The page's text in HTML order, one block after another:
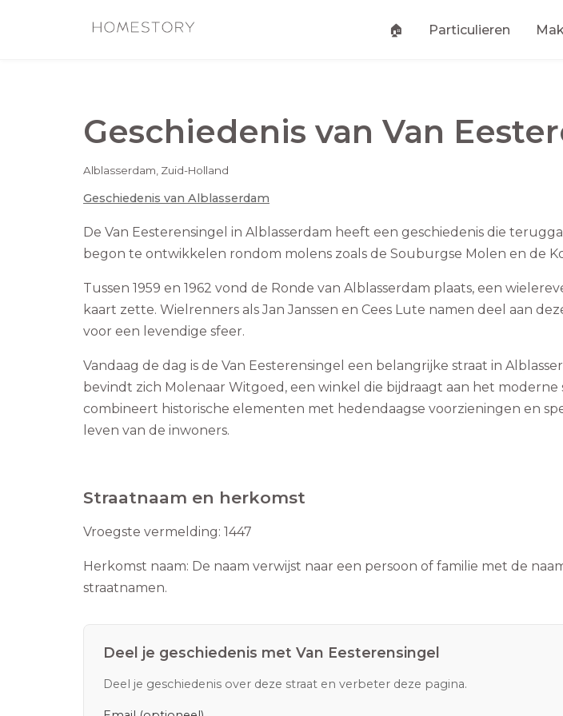
🏠 Particulieren
Geschiedenis van Van
Alblasserdam, Zuid-Holland
Geschiedenis van Alblasserdam
De Van Eesterensingel in Alblasserdam heeft een geschiedenis die
begon te ontwikkelen rondom molens zoals de Souburgse Molen en de
Tussen 1959 en 1962 vond de Ronde van Alblasserdam plaats, een
kaart zette. Wielrenners als Jan Janssen en Cees Lute namen deel aan
voor een levendige sfeer.
Vandaag de dag is de Van Eesterensingel een belangrijke straat in
bevindt zich Molenaar Witgoed, een winkel die bijdraagt aan het moderne
combineert historische elementen met hedendaagse voorzieningen en
leven van de inwoners.
Straatnaam en herkomst
Vroegste vermelding: 1447
Herkomst naam: De naam verwijst naar een persoon of familie met de
straatnamen.
Deel je geschiedenis met Van Eesterensingel
Deel je geschiedenis over deze straat en verbeter deze pagina.